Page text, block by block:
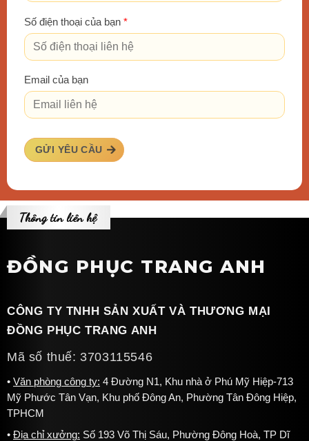
Số điện thoại của bạn *
Email của bạn
GỬI YÊU CẦU
Thông tin liên hệ
ĐỒNG PHỤC TRANG ANH
CÔNG TY TNHH SẢN XUẤT VÀ THƯƠNG MẠI
ĐỒNG PHỤC TRANG ANH
Mã số thuế: 3703115546
Văn phòng công ty: 4 Đường N1, Khu nhà ở Phú Mỹ Hiệp-713
Mỹ Phước Tân Vạn, Khu phố Đông An, Phường Tân Đông Hiệp,
TPHCM
Địa chỉ xưởng: Số 193 Võ Thị Sáu, Phường Đông Hoà, TP Dĩ